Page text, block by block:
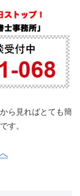
ら見ればとても簡
す。